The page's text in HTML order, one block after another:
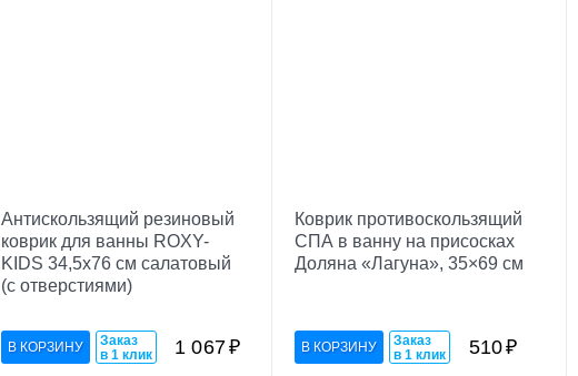
Антискользящий резиновый
коврик для ванны ROXY-
KIDS 34,5х76 см салатовый
(с отверстиями)
Заказ
в 1 клик
1 067₽
Коврик противоскользящий
СПА в ванну на присосках
Доляна «Лагуна», 35×69 см
Заказ
в 1 клик
510₽